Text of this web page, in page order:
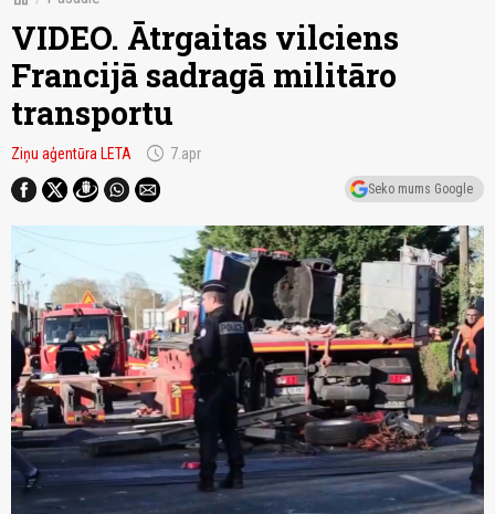
VIDEO. Ātrgaitas vilciens
Francijā sadragā militāro
transportu
Ziņu aģentūra LETA schedule 7.apr
Seko mums Google